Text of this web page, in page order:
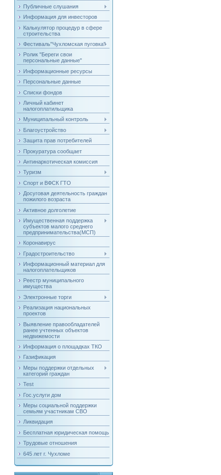
Публичные слушания
Информация для инвесторов
Калькулятор процедур в сфере
строительства
Фестиваль"Чухломская пуговка"
Ролик "Береги свои
персональные данные"
Информационные ресурсы
Персональные данные
Списки фондов
Личный кабинет
налогоплатильщика
Муниципальный контроль
Благоустройство
Защита прав потребителей
Прокуратура сообщает
Антинаркотическая комиссия
Туризм
Спорт и ВФСК ГТО
Досуговая деятельность граждан
пожилого возраста
Активное долголетие
Имущественная поддержка
субъектов малого среднего
предпринимательства(МСП)
Коронавирус
Градостроительство
Информационный материал для
налогоплательщиков
Реестр муниципального
имущества
Электронные торги
Реализация национальных
проектов
Выявление правообладателей
ранее учтенных объектов
недвижемости
Информация о площадках ТКО
Газификация
Меры поддержки отдельных
категорий граждан
Test
Гос.услуги дом
Меры социальной поддержки
семьям участникам СВО
Ликвидация
Бесплатная юридическая помощь
Трудовые отношения
645 лет г. Чухломе